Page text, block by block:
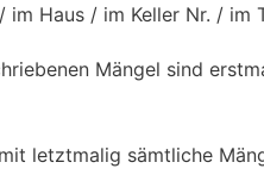
im Haus / im Keller Nr. / im
Mängel sind
letztmalig sämtliche